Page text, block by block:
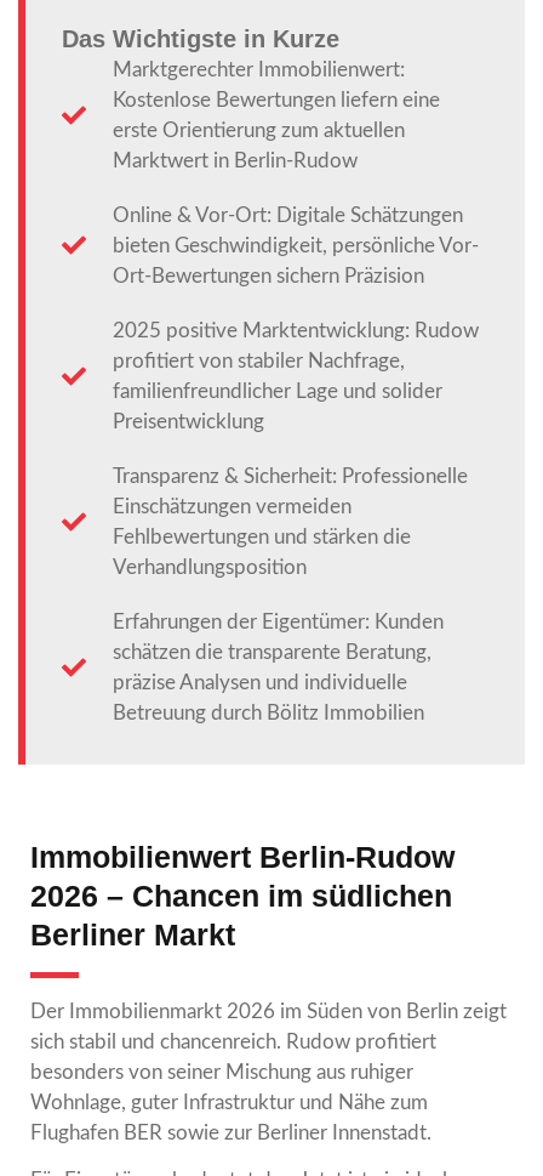
Das Wichtigste in Kurze
Marktgerechter Immobilienwert:
Kostenlose Bewertungen liefern eine
erste Orientierung zum aktuellen
Marktwert in Berlin-Rudow
Online & Vor-Ort: Digitale Schätzungen
bieten Geschwindigkeit, persönliche Vor-
Ort-Bewertungen sichern Präzision
2025 positive Marktentwicklung: Rudow
profitiert von stabiler Nachfrage,
familienfreundlicher Lage und solider
Preisentwicklung
Transparenz & Sicherheit: Professionelle
Einschätzungen vermeiden
Fehlbewertungen und stärken die
Verhandlungsposition
Erfahrungen der Eigentümer: Kunden
schätzen die transparente Beratung,
präzise Analysen und individuelle
Betreuung durch Bölitz Immobilien
Immobilienwert Berlin-Rudow
2026 – Chancen im südlichen
Berliner Markt
Der Immobilienmarkt 2026 im Süden von Berlin zeigt
sich stabil und chancenreich. Rudow profitiert
besonders von seiner Mischung aus ruhiger
Wohnlage, guter Infrastruktur und Nähe zum
Flughafen BER sowie zur Berliner Innenstadt.